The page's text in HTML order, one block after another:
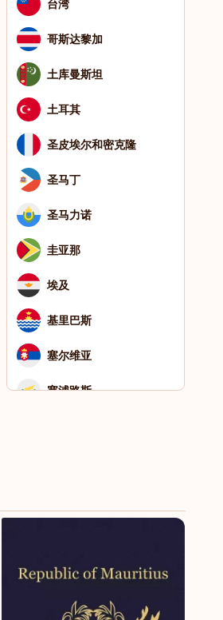
台湾
哥斯达黎加
土库曼斯坦
土耳其
圣皮埃尔和密克隆
圣马丁
圣马力诺
圭亚那
埃及
基里巴斯
塞尔维亚
塞浦路斯
安圭拉
安道尔